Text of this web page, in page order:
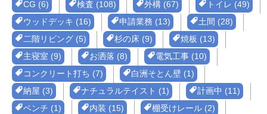
CG (6)
検査 (108) 外構 (67)
トイレ (49)
ウッドデッキ (16)
申請業務 (13)
土間 (28)
二階リビング (5)
杉の床 (9)
焼板 (13)
主寝室 (9)
お洒落 (8)
電気工事 (10)
コンクリート打ち (7)
白洲そとん壁 (1)
納屋 (3)
ナチュラルテイスト (1)
計画中 (11)
ベンチ (1)
内装 (15)
棚受けレール (2)